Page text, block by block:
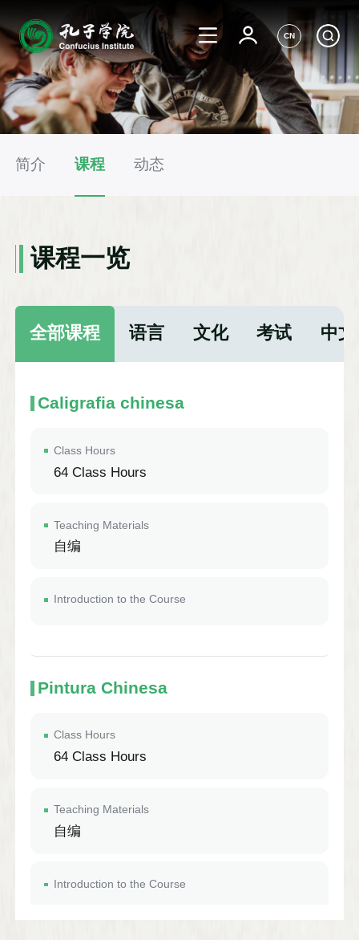
CN
简介 课程 动态
课程一览
全部课程 语言 文化 考试 中
Caligrafia chinesa
Class Hours
64 Class Hours
Teaching Materials
自编
Introduction to the Course
Pintura Chinesa
Class Hours
64 Class Hours
Teaching Materials
自编
Introduction to the Course